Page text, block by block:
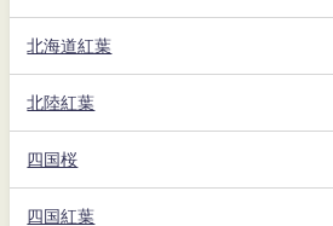
北海道紅葉
北陸紅葉
四国桜
四国紅葉